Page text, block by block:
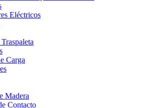
Eléctricos
Carga
Madera
Contacto